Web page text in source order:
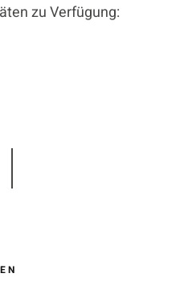
zu Verfügung: